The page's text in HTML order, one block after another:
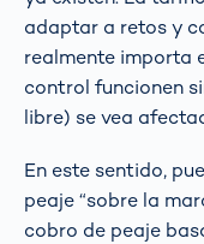
adaptar a retos y
realmente importa
control funcionen
libre) se vea
En este sentido,
peaje “sobre la
cobro de peaje